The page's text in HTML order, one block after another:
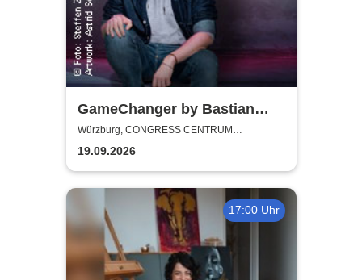
GameChanger by Bastian
Bielendorfer
Würzburg, CONGRESS CENTRUM
WÜRZBURG
19.09.2026
17:00 Uhr